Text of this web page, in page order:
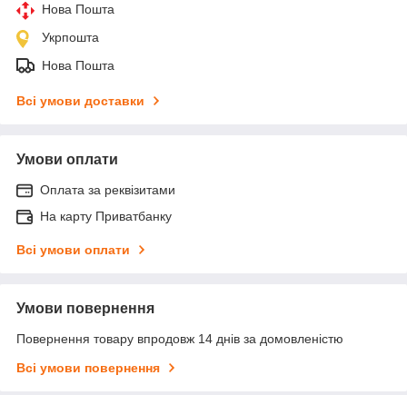
Нова Пошта
Укрпошта
Нова Пошта
Всі умови доставки
Умови оплати
Оплата за реквізитами
На карту Приватбанку
Всі умови оплати
Умови повернення
Повернення товару впродовж 14 днів за домовленістю
Всі умови повернення